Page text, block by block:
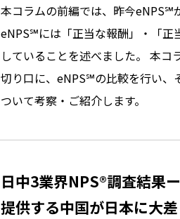
本コラムの前編では、昨今eNPS℠
eNPS℠には「正当な報酬」・「正
していることを述べました。 本コ
切り口に、eNPS℠の比較を行い
ついて考察・ご紹介します。
日中3業界NPS®調査結果
提供する中国が日本に大差